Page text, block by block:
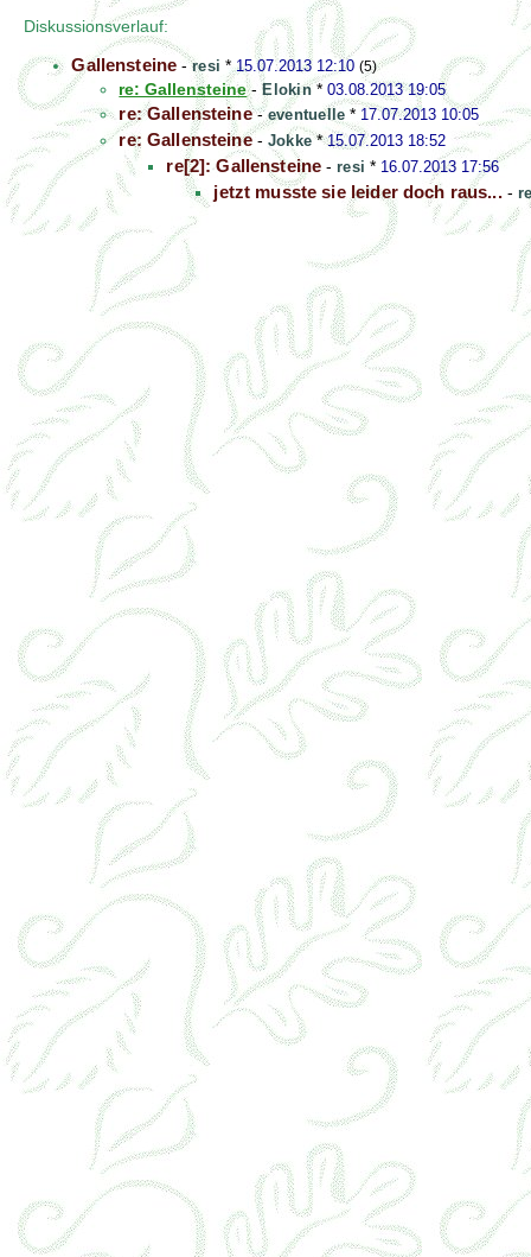
Diskussionsverlauf:
Gallensteine -resi * 15.07.2013 12:10 (5)
re: Gallensteine-Elokin* 03.08.2013 19:05
re: Gallensteine-eventuelle * 17.07.2013 10:05
re: Gallensteine- Jokke*15.07.2013 18:52
re[2]: Gallensteine -resi * 16.07.2013 17:56
jetzt musste sie leider doch raus...-